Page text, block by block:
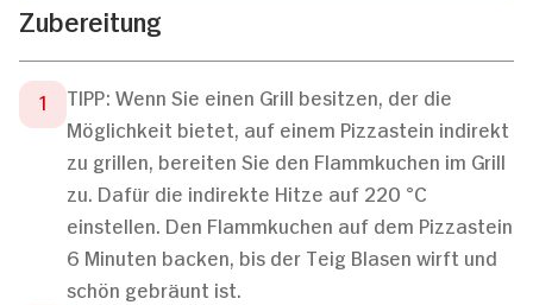
Zubereitung
TIPP: Wenn Sie einen Grill besitzen, der die
Möglichkeit bietet, auf einem Pizzastein indirekt
zu grillen, bereiten Sie den Flammkuchen im Grill
zu. Dafür die indirekte Hitze auf 220 °C
einstellen. Den Flammkuchen auf dem Pizzastein
6 Minuten backen, bis der Teig Blasen wirft und
schön gebräunt ist.